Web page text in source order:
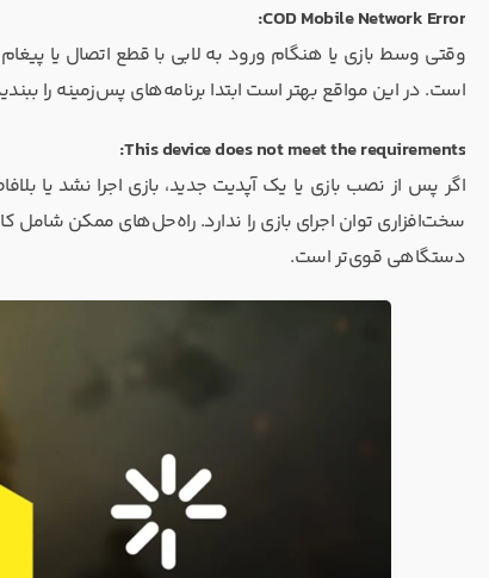
COD Mobile Network Error:
وقتی وسط بازی یا هنگام ورود به لابی با قطع اتصال یا
است. در این مواقع بهتر است ابتدا برنامه‌های پس‌زمینه را
This device does not meet the requirements:
اگر پس از نصب بازی یا یک آپدیت جدید، بازی اجرا نشد یا
سخت‌افزاری توان اجرای بازی را ندارد. راه‌حل‌های ممکن شامل
دستگاهی قوی‌تر است.